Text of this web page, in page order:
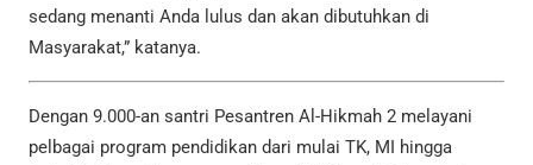
sedang menanti Anda lulus dan akan dibutuhkan di
Masyarakat,” katanya.
Dengan 9.000-an santri Pesantren Al-Hikmah 2 melayani
pelbagai program pendidikan dari mulai TK, MI hingga